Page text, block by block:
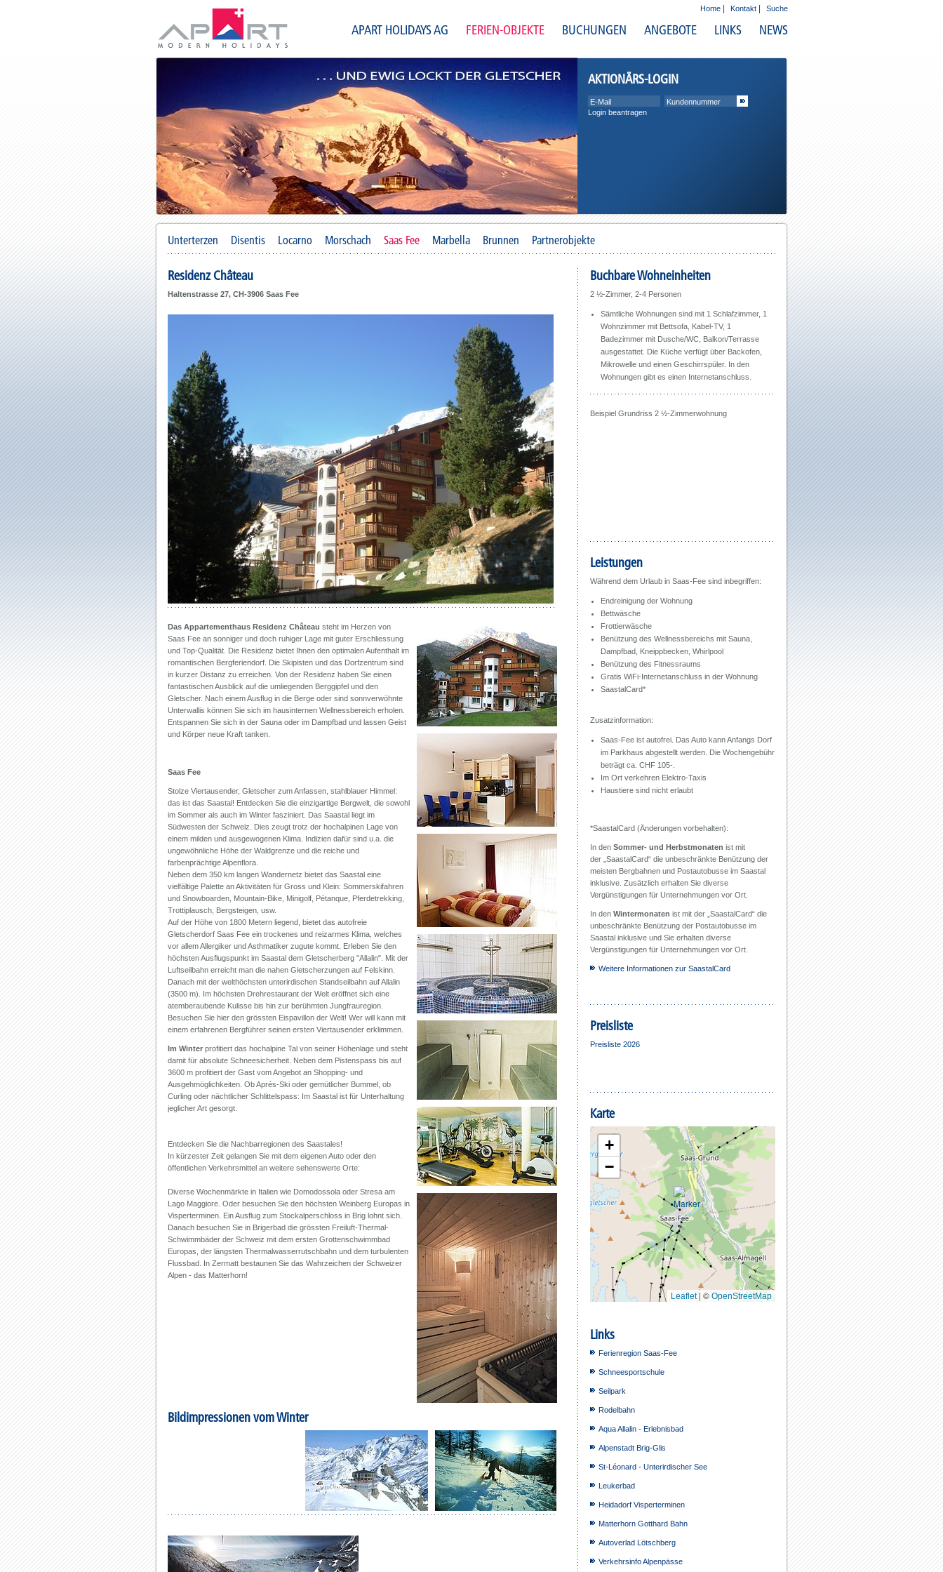
Home Kontakt Suche
APART HOLIDAYS AG FERIEN-OBJEKTE BUCHUNGEN ANGEBOTE LINKS NEWS
AKTIONÄRS-LOGIN
Login beantragen
Unterterzen Disentis Locarno Morschach Saas Fee Marbella Brunnen Partnerobjekte
Residenz Château
Haltenstrasse 27, CH-3906 Saas Fee
Das Appartementhaus Residenz Château steht im Herzen von
Saas Fee an sonniger und doch ruhiger Lage mit guter Erschliessung
und Top-Qualität. Die Residenz bietet Ihnen den optimalen Aufenthalt im
romantischen Bergferiendorf. Die Skipisten und das Dorfzentrum sind
in kurzer Distanz zu erreichen. Von der Residenz haben Sie einen
fantastischen Ausblick auf die umliegenden Berggipfel und den
Gletscher. Nach einem Ausflug in die Berge oder sind sonnverwöhnte
Unterwallis können Sie sich im hausinternen Wellnessbereich erholen.
Entspannen Sie sich in der Sauna oder im Dampfbad und lassen Geist
und Körper neue Kraft tanken.
Saas Fee
Stolze Viertausender, Gletscher zum Anfassen, stahlblauer Himmel:
das ist das Saastal! Entdecken Sie die einzigartige Bergwelt, die sowohl
im Sommer als auch im Winter fasziniert. Das Saastal liegt im
Südwesten der Schweiz. Dies zeugt trotz der hochalpinen Lage von
einem milden und ausgewogenen Klima. Indizien dafür sind u.a. die
ungewöhnliche Höhe der Waldgrenze und die reiche und
farbenprächtige Alpenflora.
Neben dem 350 km langen Wandernetz bietet das Saastal eine
vielfältige Palette an Aktivitäten für Gross und Klein: Sommerskifahren
und Snowboarden, Mountain-Bike, Minigolf, Pétanque, Pferdetrekking,
Trottiplausch, Bergsteigen, usw.
Auf der Höhe von 1800 Metern liegend, bietet das autofreie
Gletscherdorf Saas Fee ein trockenes und reizarmes Klima, welches
vor allem Allergiker und Asthmatiker zugute kommt. Erleben Sie den
höchsten Ausflugspunkt im Saastal dem Gletscherberg "Allalin". Mit der
Luftseilbahn erreicht man die nahen Gletscherzungen auf Felskinn.
Danach mit der welthöchsten unterirdischen Standseilbahn auf Allalin
(3500 m). Im höchsten Drehrestaurant der Welt eröffnet sich eine
atemberaubende Kulisse bis hin zur berühmten Jungfrauregion.
Besuchen Sie hier den grössten Eispavillon der Welt! Wer will kann mit
einem erfahrenen Bergführer seinen ersten Viertausender erklimmen.
Im Winter profitiert das hochalpine Tal von seiner Höhenlage und steht
damit für absolute Schneesicherheit. Neben dem Pistenspass bis auf
3600 m profitiert der Gast vom Angebot an Shopping- und
Ausgehmöglichkeiten. Ob Aprés-Ski oder gemütlicher Bummel, ob
Curling oder nächtlicher Schlittelspass: Im Saastal ist für Unterhaltung
jeglicher Art gesorgt.
Entdecken Sie die Nachbarregionen des Saastales!
In kürzester Zeit gelangen Sie mit dem eigenen Auto oder den
öffentlichen Verkehrsmittel an weitere sehenswerte Orte:
Diverse Wochenmärkte in Italien wie Domodossola oder Stresa am
Lago Maggiore. Oder besuchen Sie den höchsten Weinberg Europas in
Visperterminen. Ein Ausflug zum Stockalperschloss in Brig lohnt sich.
Danach besuchen Sie in Brigerbad die grössten Freiluft-Thermal-
Schwimmbäder der Schweiz mit dem ersten Grottenschwimmbad
Europas, der längsten Thermalwasserrutschbahn und dem turbulenten
Flussbad. In Zermatt bestaunen Sie das Wahrzeichen der Schweizer
Alpen - das Matterhorn!
Bildimpressionen vom Winter
Buchbare Wohneinheiten
2 ½-Zimmer, 2-4 Personen
Sämtliche Wohnungen sind mit 1 Schlafzimmer, 1
Wohnzimmer mit Bettsofa, Kabel-TV, 1
Badezimmer mit Dusche/WC, Balkon/Terrasse
ausgestattet. Die Küche verfügt über Backofen,
Mikrowelle und einen Geschirrspüler. In den
Wohnungen gibt es einen Internetanschluss.
Beispiel Grundriss 2 ½-Zimmerwohnung
Leistungen
Während dem Urlaub in Saas-Fee sind inbegriffen:
Endreinigung der Wohnung
Bettwäsche
Frottierwäsche
Benützung des Wellnessbereichs mit Sauna,
Dampfbad, Kneippbecken, Whirlpool
Benützung des Fitnessraums
Gratis WiFi-Internetanschluss in der Wohnung
SaastalCard*
Zusatzinformation:
Saas-Fee ist autofrei. Das Auto kann Anfangs Dorf
im Parkhaus abgestellt werden. Die Wochengebühr
beträgt ca. CHF 105-.
Im Ort verkehren Elektro-Taxis
Haustiere sind nicht erlaubt
*SaastalCard (Änderungen vorbehalten):
In den Sommer- und Herbstmonaten ist mit
der „SaastalCard“ die unbeschränkte Benützung der
meisten Bergbahnen und Postautobusse im Saastal
inklusive. Zusätzlich erhalten Sie diverse
Vergünstigungen für Unternehmungen vor Ort.
In den Wintermonaten ist mit der „SaastalCard“ die
unbeschränkte Benützung der Postautobusse im
Saastal inklusive und Sie erhalten diverse
Vergünstigungen für Unternehmungen vor Ort.
Weitere Informationen zur SaastalCard
Preisliste
Preisliste 2026
Karte
+
−
Leaflet | © OpenStreetMap
Links
Ferienregion Saas-Fee
Schneesportschule
Seilpark
Rodelbahn
Aqua Allalin - Erlebnisbad
Alpenstadt Brig-Glis
St-Léonard - Unterirdischer See
Leukerbad
Heidadorf Visperterminen
Matterhorn Gotthard Bahn
Autoverlad Lötschberg
Verkehrsinfo Alpenpässe